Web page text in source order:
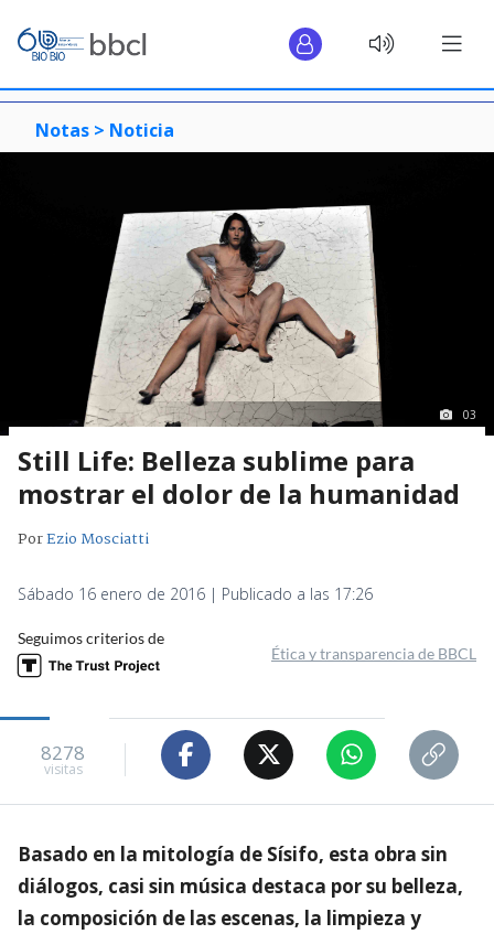
Notas > Noticia
03
Still Life: Belleza sublime para
mostrar el dolor de la humanidad
PorEzio Mosciatti
Sábado 16 enero de 2016 | Publicado a las 17:26
Seguimos criterios de
Ética y transparencia de BBCL
8278
visitas
Basado en la mitología de Sísifo, esta obra sin
diálogos, casi sin música destaca por su belleza,
la composición de las escenas, la limpieza y